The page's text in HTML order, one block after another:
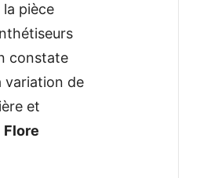
pièce
constate
variation de
et
Flore